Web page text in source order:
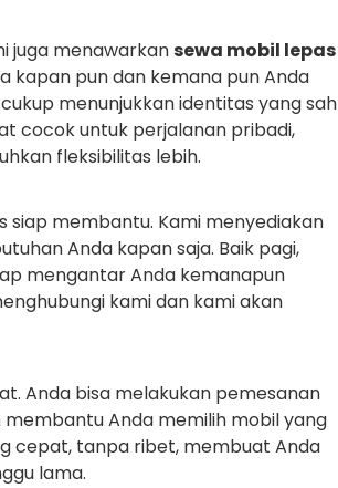
juga menawarkansewa mobil lepas
kapan pun dan kemana pun Anda
menunjukkan identitas yang sah
cocok untuk perjalanan pribadi,
fleksibilitas lebih.
siap membantu. Kami menyediakan
Anda kapan saja. Baik pagi,
mengantar Anda kemanapun
kami dan kami akan
Anda bisa melakukan pemesanan
Anda memilih mobil yang
cepat, tanpa ribet, membuat Anda
lama.